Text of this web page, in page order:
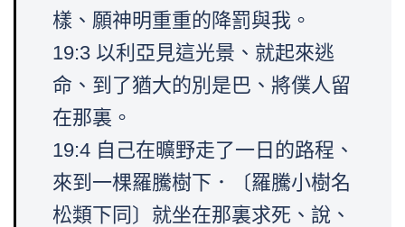
樣、願神明重重的降罰與我。
19:3 以利亞見這光景、就起來逃
命、到了猶大的別是巴、將僕人留
在那裏。
19:4 自己在曠野走了一日的路程、
來到一棵羅騰樹下．〔羅騰小樹名
松類下同〕就坐在那裏求死、說、